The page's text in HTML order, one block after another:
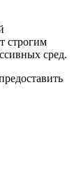
строгим
сред.